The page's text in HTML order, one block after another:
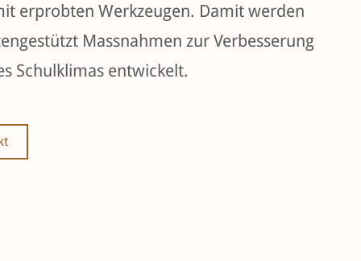
erprobten Werkzeugen. Damit werden
Massnahmen zur Verbesserung
Schulklimas entwickelt.